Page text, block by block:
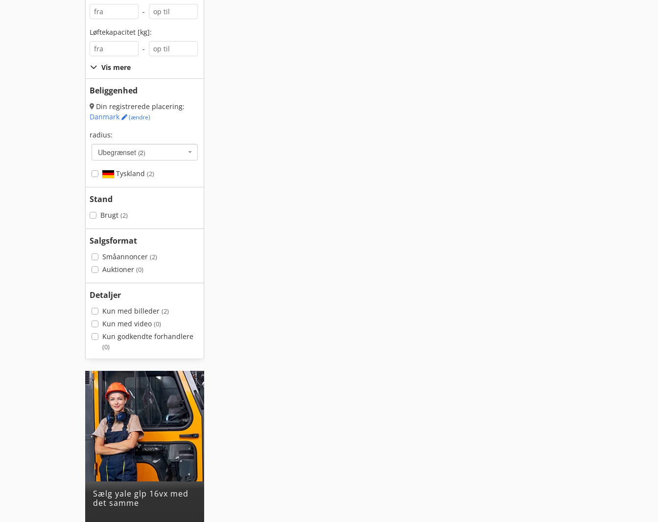
-
Løftekapacitet [kg]:
-
Vis mere
Beliggenhed
Din registrerede placering:
Danmark
(ændre)
radius:
Ubegrænset (2)
Tyskland (2)
Stand
Brugt (2)
Salgsformat
Småannoncer (2)
Auktioner (0)
Detaljer
Kun med billeder (2)
Kun med video (0)
Kun godkendte forhandlere
(0)
Sælg yale glp 16vx med
det samme